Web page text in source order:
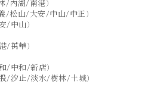
/內湖/南港）
/松山/大安/中山/中正）
/中山）
/萬華）
/中和/新店）
/汐止/淡水/樹林/土城）